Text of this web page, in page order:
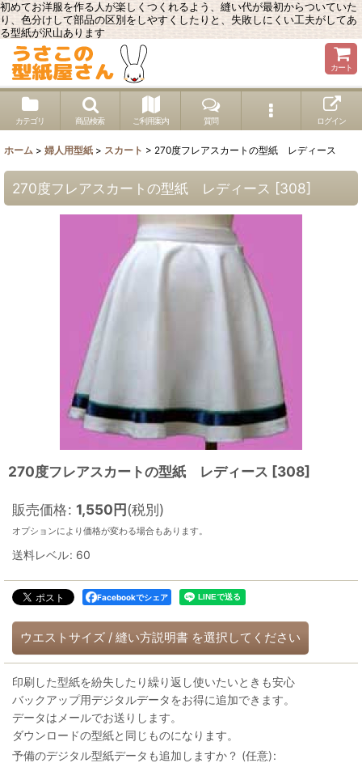
初めてお洋服を作る人が楽しくつくれるよう、縫い代が最初からついていた
り、色分けして部品の区別をしやすくしたりと、失敗しにくい工夫がしてあ
る型紙が沢山あります
カート
カテゴリ 商品検索 ご利用案内 質問 ログイン
ホーム > 婦人用型紙 > スカート > 270度フレアスカートの型紙 レディース
270度フレアスカートの型紙 レディース [308]
270度フレアスカートの型紙 レディース [308]
販売価格: 1,550円(税別)
オプションにより価格が変わる場合もあります。
送料レベル: 60
Facebookでシェア
ウエストサイズ / 縫い方説明書 を選択してください
印刷した型紙を紛失したり繰り返し使いたいときも安心
バックアップ用デジタルデータをお得に追加できます。
データはメールでお送りします。
ダウンロードの型紙と同じものになります。
予備のデジタル型紙データも追加しますか？ (任意):